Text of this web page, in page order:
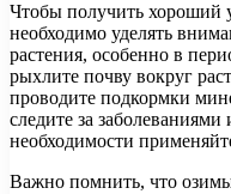
Чтобы получить хороший
необходимо уделять
растения, особенно в
рыхлите почву вокруг
проводите подкормки
следите за
необходимости
Важно помнить, что